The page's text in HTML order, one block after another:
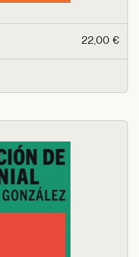
22,00 €